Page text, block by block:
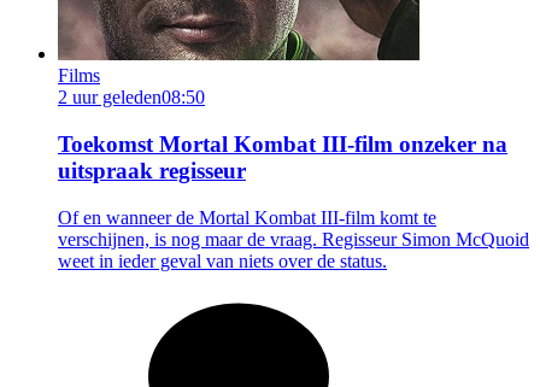
Films
2 uur geleden08:50
Toekomst Mortal Kombat III-film onzeker na
uitspraak regisseur
Of en wanneer de Mortal Kombat III-film komt te
verschijnen, is nog maar de vraag. Regisseur Simon McQuoid
weet in ieder geval van niets over de status.